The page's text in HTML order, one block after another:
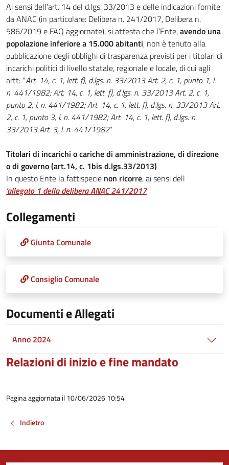
Ai sensi dell’art. 14 del d.lgs. 33/2013 e delle indicazioni fornite
da ANAC (in particolare: Delibera n. 241/2017, Delibera n.
586/2019 e FAQ aggiornate), si attesta che l’Ente,avendo una
popolazione inferiore a 15.000 abitanti, non è tenuto alla
pubblicazione degli obblighi di trasparenza previsti per i titolari di
incarichi politici di livello statale, regionale e locale, di cui agli
artt: "Art. 14, c. 1, lett. f), d.lgs. n. 33/2013 Art. 2, c. 1, punto 1, l.
n. 441/1982; Art. 14, c. 1, lett. f), d.lgs. n. 33/2013 Art. 2, c. 1,
punto 2, l. n. 441/1982; Art. 14, c. 1, lett. f), d.lgs. n. 33/2013 Art.
2, c. 1, punto 3, l. n. 441/1982; Art. 14, c. 1, lett. f), d.lgs. n.
33/2013 Art. 3, l. n. 441/1982"
Titolari di incarichi o cariche di amministrazione, di direzione
o di governo (art.14, c. 1bis d.lgs.33/2013)
In questo Ente la fattispecie non ricorre, ai sensi dell
'allegato 1 della delibera ANAC 241/2017
Collegamenti
Giunta Comunale
Consiglio Comunale
Documenti e Allegati
Anno 2024
Relazioni di inizio e fine mandato
Pagina aggiornata il 10/06/2026 10:54
Indietro